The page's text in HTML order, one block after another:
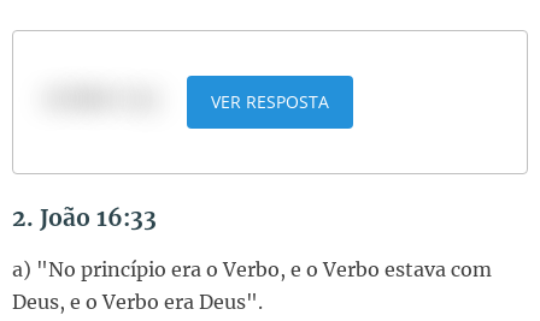
VER RESPOSTA
2. João 16:33
a) "No princípio era o Verbo, e o Verbo estava com
Deus, e o Verbo era Deus".